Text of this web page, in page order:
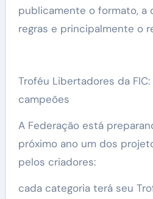
publicamente o formato, a
regras e principalmente o
Troféu Libertadores da
campeões
A Federação está
próximo ano um dos
pelos criadores:
cada categoria terá seu